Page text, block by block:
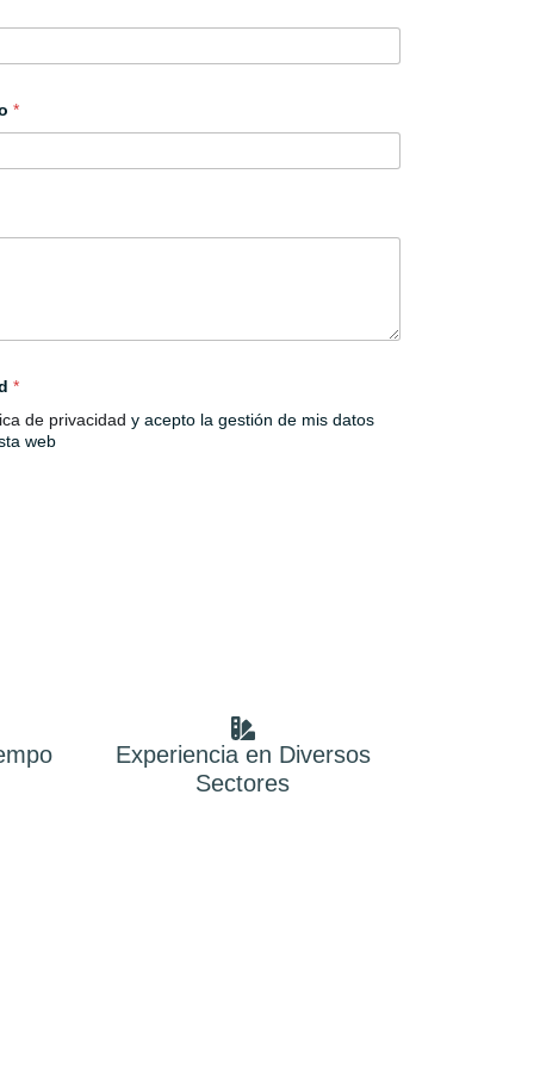
*
*
de privacidad y acepto la gestión de mis datos
web
Experiencia en Diversos
Sectores